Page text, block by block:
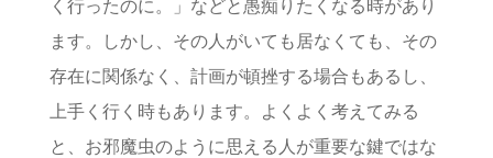
く行ったのに。」などと愚痴りたくなる時があり
ます。しかし、その人がいても居なくても、その
存在に関係なく、計画が頓挫する場合もあるし、
上手く行く時もあります。よくよく考えてみる
と、お邪魔虫のように思える人が重要な鍵ではな